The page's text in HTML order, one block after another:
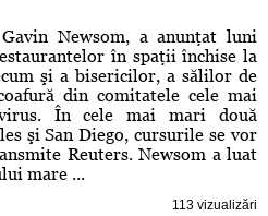
Newsom, a anunţat luni
în spaţii închise la
şi a bisericilor, a sălilor de
din comitatele cele mai
În cele mai mari două
şi San Diego, cursurile se vor
Reuters. Newsom a luat
mare ...
113 vizualizări